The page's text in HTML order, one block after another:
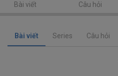
Bài viết Series Câu hỏi
Bài viết Câu hỏi